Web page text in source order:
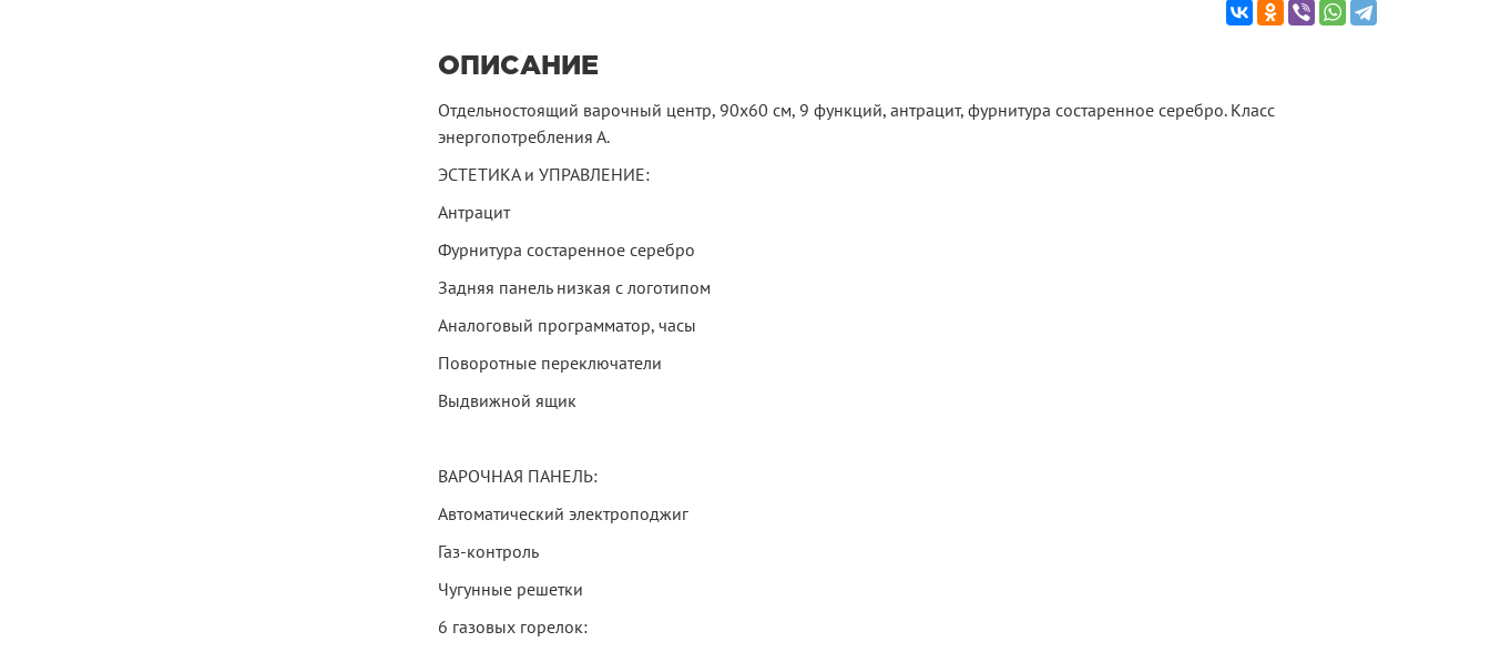
ОПИСАНИЕ
Отдельностоящий варочный центр, 90х60 см, 9 функций, антрацит, фурнитура состаренное серебро. Класс
энергопотребления А.
ЭСТЕТИКА и УПРАВЛЕНИЕ:
Антрацит
Фурнитура состаренное серебро
Задняя панель низкая с логотипом
Аналоговый программатор, часы
Поворотные переключатели
Выдвижной ящик
ВАРОЧНАЯ ПАНЕЛЬ:
Автоматический электроподжиг
Газ-контроль
Чугунные решетки
6 газовых горелок: